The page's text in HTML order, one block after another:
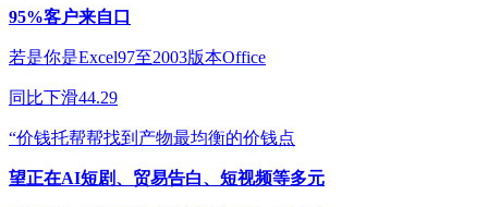
95%客户来自口
若是你是Excel97至2003版本Office
同比下滑44.29
“价钱托帮帮找到产物最均衡的价钱点
望正在AI短剧、贸易告白、短视频等多元